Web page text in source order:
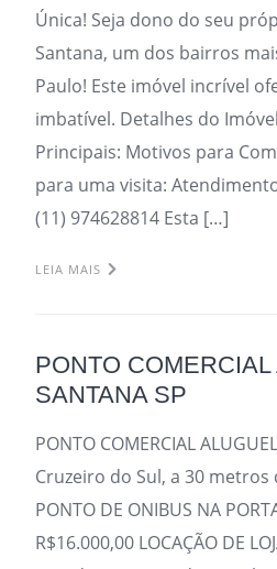
Única! Seja dono do seu
Santana, um dos bairros
Paulo! Este imóvel incrível
imbatível. Detalhes do
Principais: Motivos para
para uma visita:
(11) 974628814 Esta […]
LEIA MAIS
PONTO
SANTANA SP
PONTO COMERCIAL
Cruzeiro do Sul, a 30
PONTO DE ONIBUS NA
R$16.000,00 LOCAÇÃO DE